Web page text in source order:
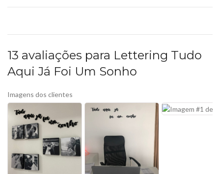
13 avaliações para Lettering Tudo
Aqui Já Foi Um Sonho
Imagens dos clientes